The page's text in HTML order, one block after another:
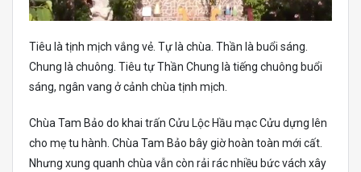
Tiêu là tịnh mịch vắng vẻ. Tự là chùa. Thần là buổi sáng.
Chung là chuông. Tiêu tự Thần Chung là tiếng chuông buổi
sáng, ngân vang ở cảnh chùa tịnh mịch.
Chùa Tam Bảo do khai trấn Cửu Lộc Hầu mạc Cửu dựng lên
cho mẹ tu hành. Chùa Tam Bảo bây giờ hoàn toàn mới cất.
Nhưng xung quanh chùa vẫn còn rải rác nhiều bức vách xây